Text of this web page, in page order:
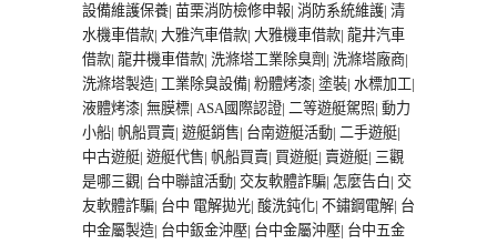
設備維護保養| 苗栗消防檢修申報| 消防系統維護| 清
水機車借款| 大雅汽車借款| 大雅機車借款| 龍井汽車
借款| 龍井機車借款| 洗滌塔工業除臭劑 | 洗滌塔廠商|
洗滌塔製造| 工業除臭設備| 粉體烤漆| 塗裝| 水標加工|
液體烤漆| 無膜標| ASA國際認證| 二等遊艇駕照| 動力
小船| 帆船買賣| 遊艇銷售| 台南遊艇活動| 二手遊艇|
中古遊艇| 遊艇代售| 帆船買賣| 買遊艇| 賣遊艇| 三觀
是哪三觀| 台中聯誼活動| 交友軟體詐騙| 怎麼告白| 交
友軟體詐騙| 台中 電解拋光| 酸洗鈍化| 不鏽鋼電解| 台
中金屬製造| 台中鈑金沖壓| 台中金屬沖壓| 台中五金